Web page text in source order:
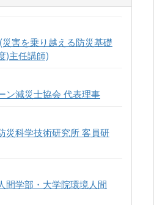
害を乗り越える防災基礎
)主任講師)
ン減災士協会 代表理事
災科学技術研究所 客員研
間学部・大学院環境人間